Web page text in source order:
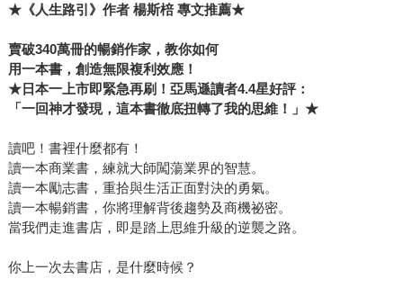
★《人生路引》作者 楊斯棓 專文推薦★
賣破340萬冊的暢銷作家，教你如何
用一本書，創造無限複利效應！
★日本一上市即緊急再刷！亞馬遜讀者4.4星好評：
「一回神才發現，這本書徹底扭轉了我的思維！」★
讀吧！書裡什麼都有！
讀一本商業書，練就大師闖蕩業界的智慧。
讀一本勵志書，重拾與生活正面對決的勇氣。
讀一本暢銷書，你將理解背後趨勢及商機祕密。
當我們走進書店，即是踏上思維升級的逆襲之路。
你上一次去書店，是什麼時候？